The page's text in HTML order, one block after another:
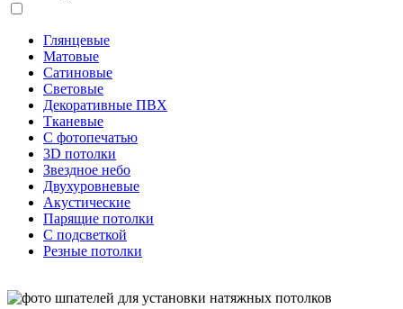
Глянцевые
Матовые
Сатиновые
Световые
Декоративные ПВХ
Тканевые
С фотопечатью
3D потолки
Звездное небо
Двухуровневые
Акустические
Парящие потолки
С подсветкой
Резные потолки